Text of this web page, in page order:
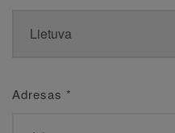
Adresas *